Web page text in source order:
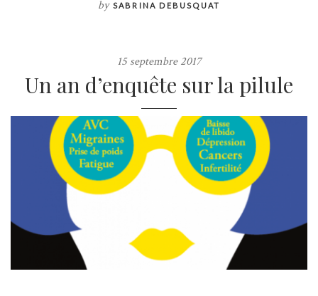
by SABRINA DEBUSQUAT
15 septembre 2017
Un an d’enquête sur la pilule